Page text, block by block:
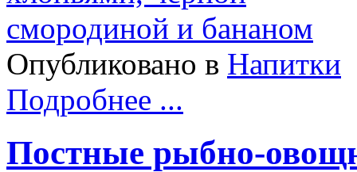
Опубликовано в Напитки
Подробнее ...
Постные рыбно-